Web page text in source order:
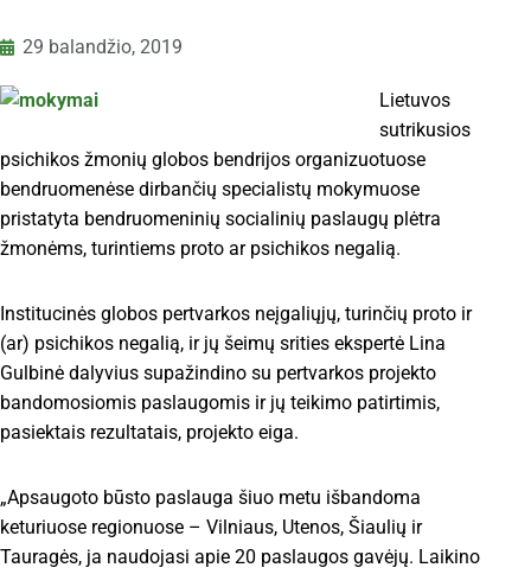
29 balandžio, 2019
Lietuvos
sutrikusios
psichikos žmonių globos bendrijos organizuotuose
bendruomenėse dirbančių specialistų mokymuose
pristatyta bendruomeninių socialinių paslaugų plėtra
žmonėms, turintiems proto ar psichikos negalią.
Institucinės globos pertvarkos neįgaliųjų, turinčių proto ir
(ar) psichikos negalią, ir jų šeimų srities ekspertė Lina
Gulbinė dalyvius supažindino su pertvarkos projekto
bandomosiomis paslaugomis ir jų teikimo patirtimis,
pasiektais rezultatais, projekto eiga.
„Apsaugoto būsto paslauga šiuo metu išbandoma
keturiuose regionuose – Vilniaus, Utenos, Šiaulių ir
Tauragės, ja naudojasi apie 20 paslaugos gavėjų. Laikino